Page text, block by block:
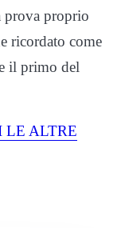
prova proprio
ricordato come
il primo del
LE ALTRE